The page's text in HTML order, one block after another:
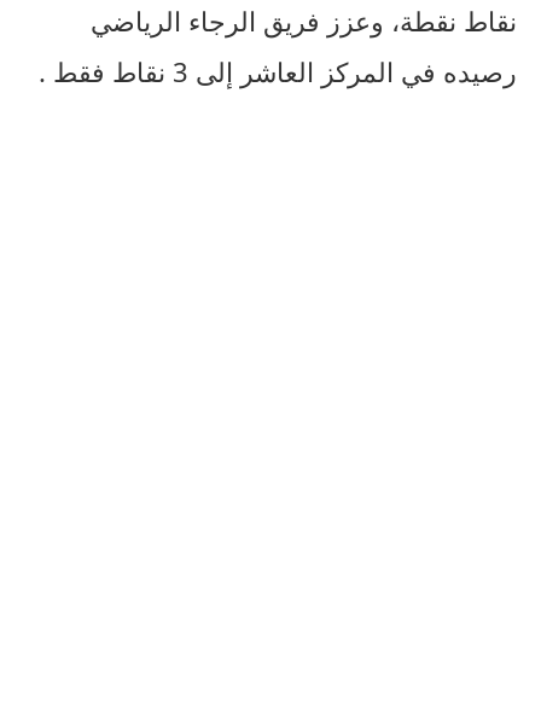
نقاط نقطة، وعزز فريق الرجاء الرياضي
رصيده في المركز العاشر إلى 3 نقاط فقط .